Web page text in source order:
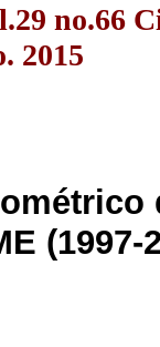
no.66
2015
(1997-